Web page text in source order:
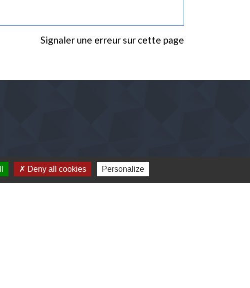
Signaler une erreur sur cette page
Deny all cookies Personalize